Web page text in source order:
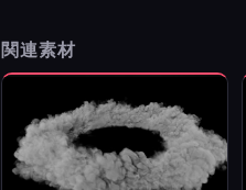
関連素材